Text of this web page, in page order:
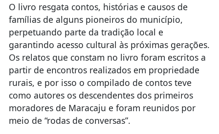
O livro resgata contos, histórias e causos de
famílias de alguns pioneiros do município,
perpetuando parte da tradição local e
garantindo acesso cultural às próximas gerações.
Os relatos que constam no livro foram escritos a
partir de encontros realizados em propriedade
rurais, e por isso o compilado de contos teve
como autores os descendentes dos primeiros
moradores de Maracaju e foram reunidos por
meio de “rodas de conversas”.